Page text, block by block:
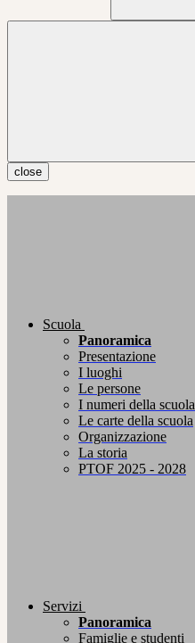
close
Scuola
Panoramica
Presentazione
I luoghi
Le persone
I numeri della scuola
Le carte della scuola
Organizzazione
La storia
PTOF 2025 - 2028
Servizi
Panoramica
Famiglie e studenti